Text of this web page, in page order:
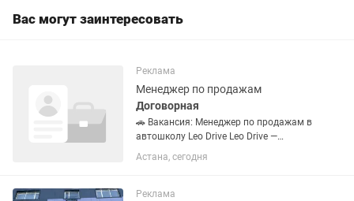
Вас могут заинтересовать
Реклама
Менеджер по продажам
Договорная
🚗 Вакансия: Менеджер по продажам в
автошколу Leo Drive Leo Drive —
современная автошкола нового
поколения, которая активно
уверенно получать водительские
Астана, сегодня
Реклама